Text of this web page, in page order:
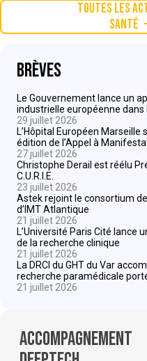
Toutes les
Santé
Brèves
Le Gouvernement lance un
industrielle européenne dans
29 juillet 2026
L’Hôpital Européen Marseille
édition de l’Appel à
27 juillet 2026
Christophe Derail est réélu
C.U.R.I.E.
23 juillet 2026
Astek rejoint le consortium de
d’IMT Atlantique
21 juillet 2026
L’Université Paris Cité lance
de la recherche clinique
21 juillet 2026
La DRCI du GHT du Var
recherche paramédicale
21 juillet 2026
Accompagnement